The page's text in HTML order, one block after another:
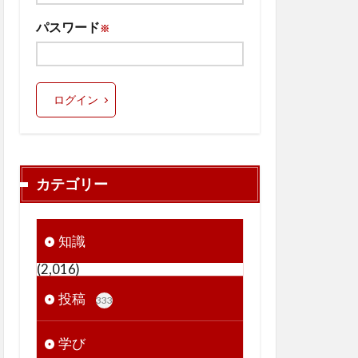
パスワード※
ログイン
カテゴリー
知識
(2,016)
投稿
333
学び